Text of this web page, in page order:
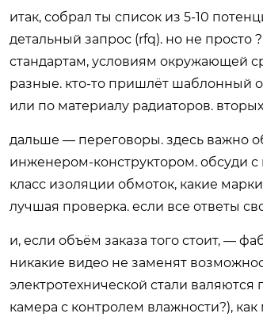
итак, собрал ты список из 5-10
детальный запрос (rfq). но не
стандартам, условиям окружающей
разные. кто-то пришлёт шаблонный
или по материалу радиаторов.
дальше — переговоры. здесь важно
инженером-конструктором. обсуди с
класс изоляции обмоток, какие
лучшая проверка. если все ответы
и, если объём заказа того стоит, —
никакие видео не заменят
электротехнической стали
камера с контролем влажности?),